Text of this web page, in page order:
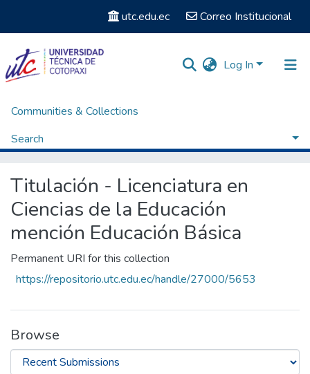
utc.edu.ec Correo Institucional
Log In
Communities & Collections
Search
Home
Titulación - Licenciatura en Ciencias de la Educación mención Educación Básica
Titulación - Licenciatura en
Ciencias de la Educación
mención Educación Básica
Permanent URI for this collection
https://repositorio.utc.edu.ec/handle/27000/5653
Browse